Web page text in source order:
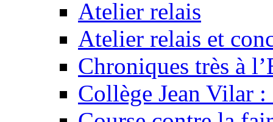
Atelier relais
Atelier relais et
Chroniques très à
Collège Jean Vilar :